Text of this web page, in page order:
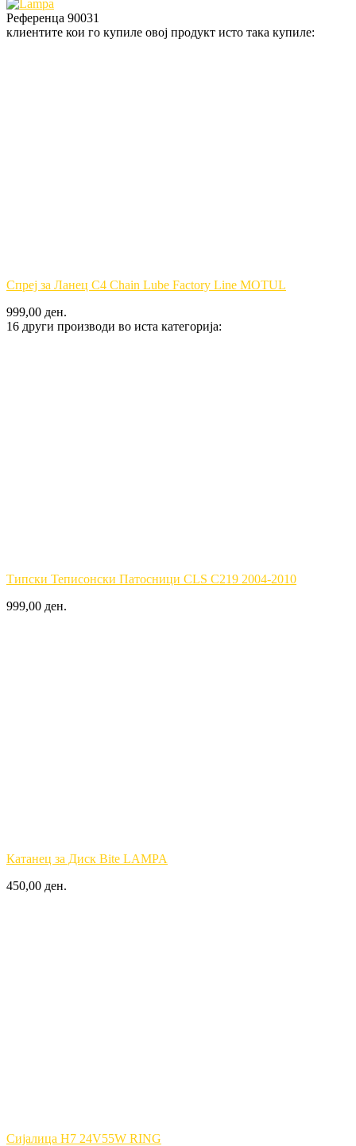
Референца 90031
клиентите кои го купиле овој продукт исто така купиле:
Спреј за Ланец C4 Chain Lube Factory Line MOTUL
999,00 ден.
16 други производи во иста категорија:
Типски Теписонски Патосници CLS C219 2004-2010
999,00 ден.
Катанец за Диск Bite LAMPA
450,00 ден.
Сијалицa H7 24V55W RING